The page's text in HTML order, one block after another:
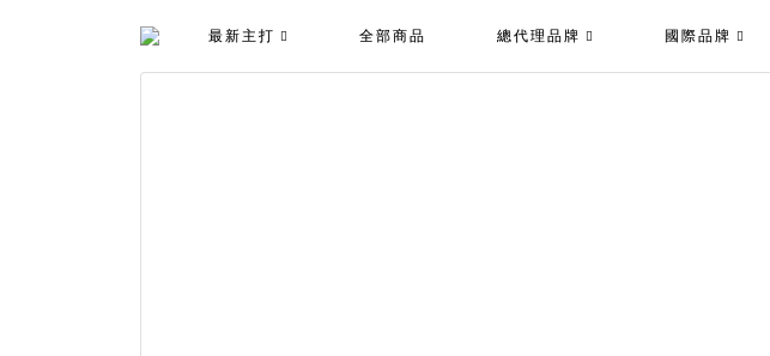
最新主打 全部商品 總代理品牌 國際品牌